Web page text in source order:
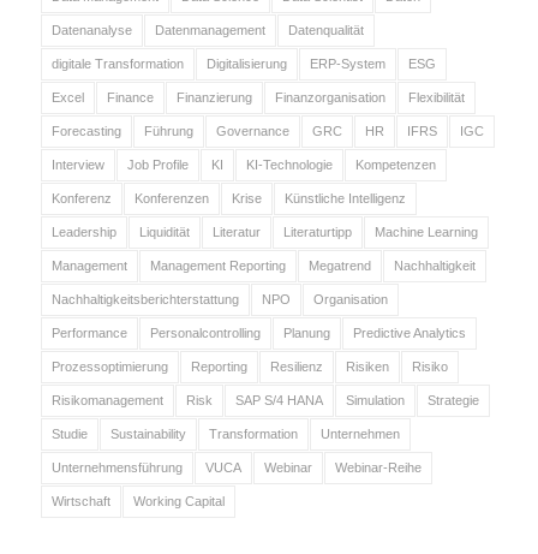
Datenanalyse Datenmanagement Datenqualität
digitale Transformation Digitalisierung ERP-System ESG
Excel Finance Finanzierung Finanzorganisation Flexibilität
Forecasting Führung Governance GRC HR IFRS IGC
Interview Job Profile KI KI-Technologie Kompetenzen
Konferenz Konferenzen Krise Künstliche Intelligenz
Leadership Liquidität Literatur Literaturtipp Machine Learning
Management Management Reporting Megatrend Nachhaltigkeit
Nachhaltigkeitsberichterstattung NPO Organisation
Performance Personalcontrolling Planung Predictive Analytics
Prozessoptimierung Reporting Resilienz Risiken Risiko
Risikomanagement Risk SAP S/4 HANA Simulation Strategie
Studie Sustainability Transformation Unternehmen
Unternehmensführung VUCA Webinar Webinar-Reihe
Wirtschaft Working Capital